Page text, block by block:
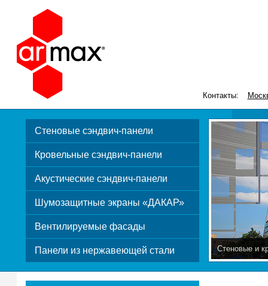
Контакты:
Стеновые сэндвич-панели
Кровельные сэндвич-панели
Акустические сэндвич-панели
Шумозащитные экраны «ДАКАР»
Вентилируемые фасады
Панели из нержавеющей стали Стеновые и